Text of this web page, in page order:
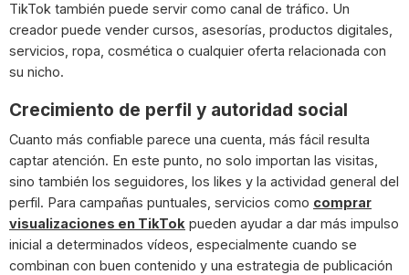
TikTok también puede servir como canal de tráfico. Un
creador puede vender cursos, asesorías, productos digitales,
servicios, ropa, cosmética o cualquier oferta relacionada con
su nicho.
Crecimiento de perfil y autoridad social
Cuanto más confiable parece una cuenta, más fácil resulta
captar atención. En este punto, no solo importan las visitas,
sino también los seguidores, los likes y la actividad general del
perfil. Para campañas puntuales, servicios como comprar
visualizaciones en TikTok pueden ayudar a dar más impulso
inicial a determinados vídeos, especialmente cuando se
combinan con buen contenido y una estrategia de publicación